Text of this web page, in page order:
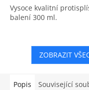
Vysoce kvalitní
balení 300 ml.
ZOBRAZIT
Popis Související